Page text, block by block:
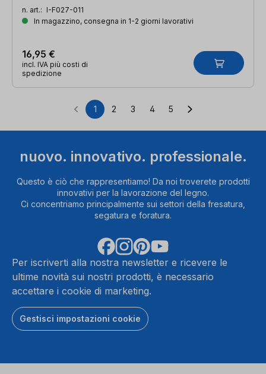
n. art.: I-F027-011
In magazzino, consegna in 1-2 giorni lavorativi
16,95 €
incl. IVA più costi di
spedizione
Pagina
1 Pagina
2 Pagina
3 Pagina
4 Pagina
5
nuovo. innovativo. professionale.
Questo è ciò che rappresentiamo! Da noi troverete prodotti
innovativi per la lavorazione del legno.
Ci concentriamo principalmente sui settori della fresatura,
segatura e foratura.
Per iscriverti alla nostra newsletter e ricevere le
ultime novità sui nostri prodotti, è necessario
accettare i cookie di marketing.
Gestisci impostazioni cookie